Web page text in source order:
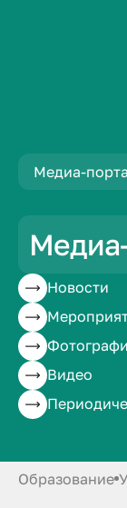
Медиа-
Новости
Видео
Новости
акции
Образование